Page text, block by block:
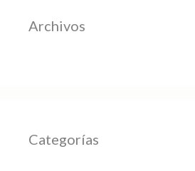
Archivos
Categorías